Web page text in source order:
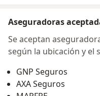
Aseguradoras
Se aceptan
según la ubicación y el
GNP Seguros
AXA Seguros